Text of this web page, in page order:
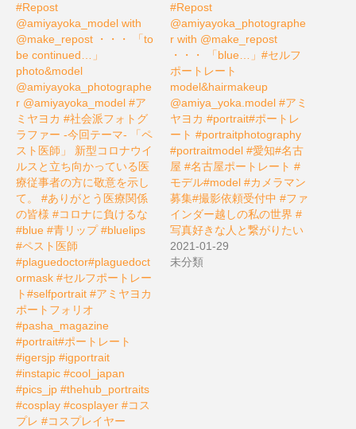
#Repost
@amiyayoka_model with
@make_repost ・・・ 「to
be continued…」
photo&model
@amiyayoka_photographe
r @amiyayoka_model #ア
ミヤヨカ #社会派フォトグ
ラファー -今回テーマ- 「ペ
スト医師」 新型コロナウイ
ルスと立ち向かっている医
療従事者の方に敬意を示し
て。 #ありがとう医療関係
の皆様 #コロナに負けるな
#blue #青リップ #bluelips
#ペスト医師
#plaguedoctor#plaguedoct
ormask #セルフポートレー
ト#selfportrait #アミヤヨカ
ポートフォリオ
#pasha_magazine
#portrait#ポートレート
#igersjp #igportrait
#instapic #cool_japan
#pics_jp #thehub_portraits
#cosplay #cosplayer #コス
プレ #コスプレイヤー
#Repost
@amiyayoka_photographe
r with @make_repost
・・・ 「blue…」#セルフ
ポートレート
model&hairmakeup
@amiya_yoka.model #アミ
ヤヨカ #portrait#ポートレ
ート #portraitphotography
#portraitmodel #愛知#名古
屋 #名古屋ポートレート #
モデル#model #カメラマン
募集#撮影依頼受付中 #ファ
インダー越しの私の世界 #
写真好きな人と繋がりたい
2021-01-29
未分類